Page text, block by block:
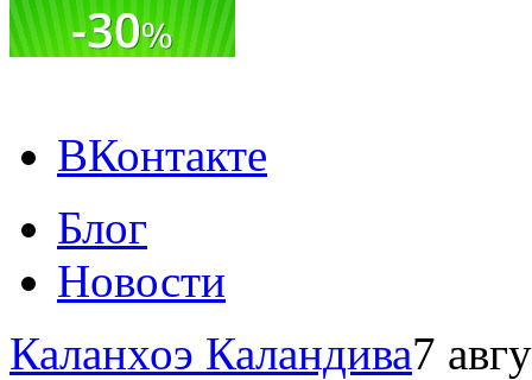
ВКонтакте
Блог
Новости
Каланхоэ Каландива7